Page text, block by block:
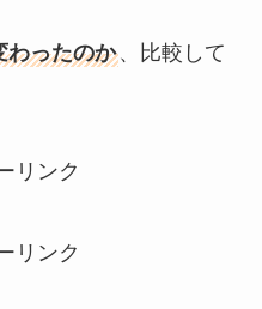
わったのか、比較して
リンク
リンク